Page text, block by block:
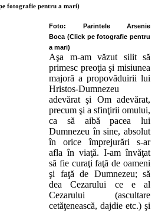
fotografie pentru a mari)
Foto: Parintele Arsenie
Boca (Click pe fotografie pentru
a mari)
Aşa m-am văzut silit să
primesc preoţia şi misiunea
majoră a propovăduirii lui
Hristos-Dumnezeu
adevărat şi Om adevărat,
precum şi a sfinţirii omului,
ca să aibă pacea lui
Dumnezeu în sine, absolut
în orice împrejurări s-ar
afla în viaţă. I-am învăţat
să fie curaţi faţă de oameni
şi faţă de Dumnezeu; să
dea Cezarului ce e al
Cezarului (ascultare
cetăţenească, dajdie etc.) şi